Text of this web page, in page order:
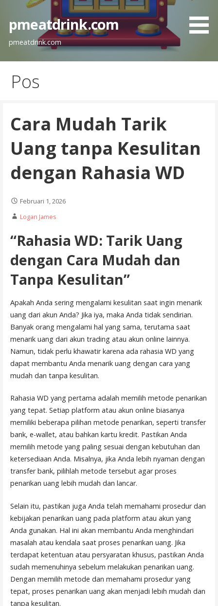
pmeatdrink.com
pmeatdrink.com
Pos
Cara Mudah Tarik
Uang tanpa Kesulitan
dengan Rahasia WD
Februari 1, 2026
Logan James
“Rahasia WD: Tarik Uang
dengan Cara Mudah dan
Tanpa Kesulitan”
Apakah Anda sering mengalami kesulitan saat ingin menarik
uang dari akun Anda? Jika iya, maka Anda tidak sendirian.
Banyak orang mengalami hal yang sama, terutama saat
menarik uang dari akun trading atau akun online lainnya.
Namun, tidak perlu khawatir karena ada rahasia WD yang
dapat membantu Anda menarik uang dengan cara yang
mudah dan tanpa kesulitan.
Rahasia WD yang pertama adalah memilih metode penarikan
yang tepat. Setiap platform atau akun online biasanya
memiliki beberapa pilihan metode penarikan, seperti transfer
bank, e-wallet, atau bahkan kartu kredit. Pastikan Anda
memilih metode yang paling sesuai dengan kebutuhan dan
ketersediaan Anda. Misalnya, jika Anda lebih nyaman dengan
transfer bank, pilihlah metode tersebut agar proses
penarikan uang lebih mudah dan lancar.
Selain itu, pastikan juga Anda telah memahami prosedur dan
kebijakan penarikan uang pada platform atau akun yang
Anda gunakan. Hal ini akan membantu Anda menghindari
masalah atau kendala saat proses penarikan uang. Jika
terdapat ketentuan atau persyaratan khusus, pastikan Anda
sudah memenuhinya sebelum melakukan penarikan uang.
Dengan memilih metode dan memahami prosedur yang
tepat, proses penarikan uang akan menjadi lebih mudah dan
tanpa kesulitan.